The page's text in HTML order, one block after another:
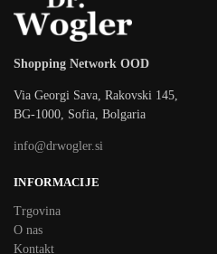
Shopping Network OOD
Via Georgi Sava, Rakovski 145,
BG-1000, Sofia, Bolgaria
info@drwogler.si
INFORMACIJE
Trgovina
O nas
Kontakt